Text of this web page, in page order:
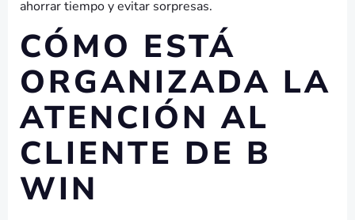
ahorrar tiempo y evitar sorpresas.
CÓMO ESTÁ
ORGANIZADA LA
ATENCIÓN AL
CLIENTE DE B
WIN